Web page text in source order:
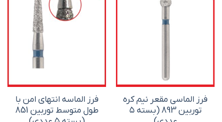
فرز الماسی مقعر نیم کره
توربین 893 (بسته ۵
فرز الماسه انتهای امن با
طول متوسط توربین 851